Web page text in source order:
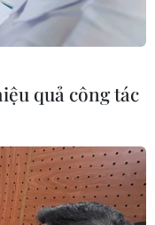
quả công tác